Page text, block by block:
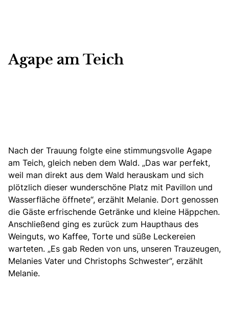
Agape am Teich
Nach der Trauung folgte eine stimmungsvolle Agape
am Teich, gleich neben dem Wald. „Das war perfekt,
weil man direkt aus dem Wald herauskam und sich
plötzlich dieser wunderschöne Platz mit Pavillon und
Wasserfläche öffnete“, erzählt Melanie. Dort genossen
die Gäste erfrischende Getränke und kleine Häppchen.
Anschließend ging es zurück zum Haupthaus des
Weinguts, wo Kaffee, Torte und süße Leckereien
warteten. „Es gab Reden von uns, unseren Trauzeugen,
Melanies Vater und Christophs Schwester“, erzählt
Melanie.